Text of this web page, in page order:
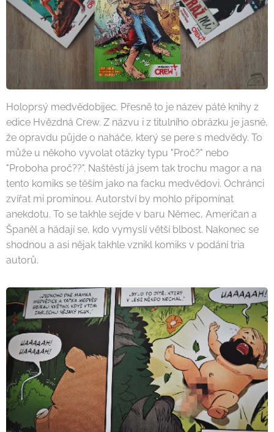
Holoprsý medvědobijec. Přesně to je název páté knihy z
edice Hvězdná Crew. Z názvu i z titulního obrázku je jasné,
že opravdu půjde o naháče, který se pere s medvědy. To
může u někoho vyvolat otázky typu "Proč?" nebo
"Proboha proč??". Naštěstí já jsem tak trochu magor a na
tento komiks se těším jako na facku medvědovi. Ochránci
zvířat mi prominou. Autorství by mohlo připomínat
anekdotu. To se takhle sejde v baru Němec, Američan a
Španěl a hádají se, kdo vymyslí větší blbost. Nakonec se
shodnou a asi nějak takhle vznikl komiks v podání tria
autorů.